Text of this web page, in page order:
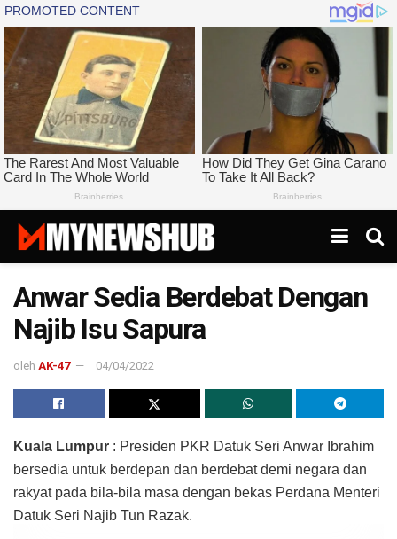
Anwar Sedia Berdebat Dengan
Najib Isu Sapura
oleh AK-47 04/04/2022
Kuala Lumpur : Presiden PKR Datuk Seri Anwar Ibrahim
bersedia untuk berdepan dan berdebat demi negara dan
rakyat pada bila-bila masa dengan bekas Perdana Menteri
Datuk Seri Najib Tun Razak.